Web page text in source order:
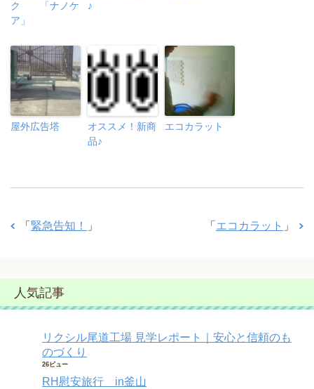
ク 「ナノケ
ア」
♪
屋外広告塔
オススメ！新商
品♪
エコカラット
「 エコカラット 」
「 緊急告知！ 」
人気記事
リクシル尾道工場 見学レポート｜安心と信頼のも
のづくり
26ビュー
RH慰安旅行 in釜山